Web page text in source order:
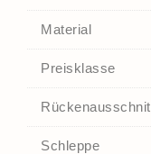
Material
Preisklasse
Schleppe